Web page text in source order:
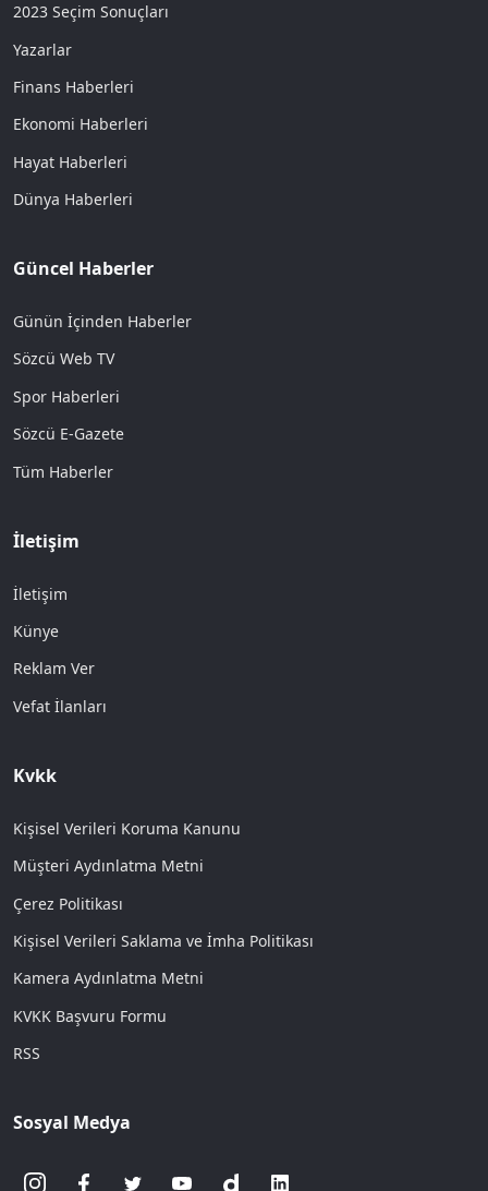
2023 Seçim Sonuçları
Yazarlar
Finans Haberleri
Ekonomi Haberleri
Hayat Haberleri
Dünya Haberleri
Güncel Haberler
Günün İçinden Haberler
Sözcü Web TV
Spor Haberleri
Sözcü E-Gazete
Tüm Haberler
İletişim
İletişim
Künye
Reklam Ver
Vefat İlanları
Kvkk
Kişisel Verileri Koruma Kanunu
Müşteri Aydınlatma Metni
Çerez Politikası
Kişisel Verileri Saklama ve İmha Politikası
Kamera Aydınlatma Metni
KVKK Başvuru Formu
RSS
Sosyal Medya